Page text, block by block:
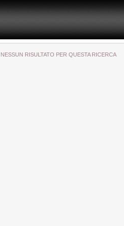
NESSUN RISULTATO PER QUESTA RICERCA